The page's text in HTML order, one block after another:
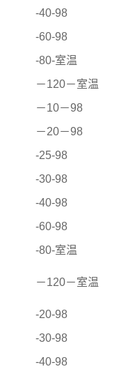
-40-98
-60-98
-80-室温
－120－室温
－10－98
－20－98
-25-98
-30-98
-40-98
-60-98
-80-室温
－120－室温
-20-98
-30-98
-40-98